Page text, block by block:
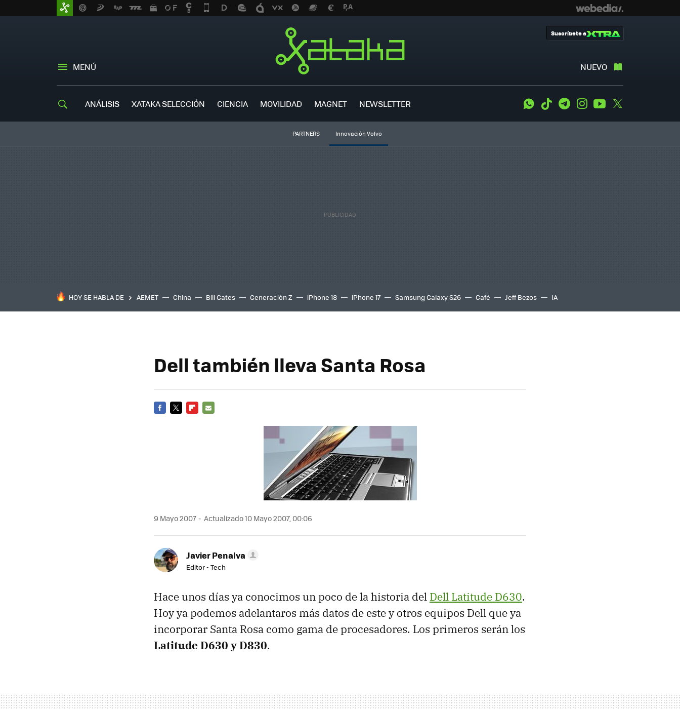
MENÚ NUEVO
Suscríbete a
ANÁLISIS XATAKA SELECCIÓN CIENCIA MOVILIDAD MAGNET NEWSLETTER WhatsApp
Tiktok TelegramInstagramYoutube
PARTNERS Innovación Volvo
HOY SE HABLA DE AEMET China Bill Gates Generación Z iPhone 18 iPhone 17 Samsung Galaxy S26 Café Jeff Bezos IA
Dell también lleva Santa Rosa
9 Mayo 2007 Actualizado 10 Mayo 2007, 00:06
Javier Penalva
Editor - Tech
Hace unos días ya conocimos un poco de la historia del Dell Latitude D630.
Hoy ya podemos adelantaros más datos de este y otros equipos Dell que ya
incorporar Santa Rosa como gama de procesadores. Los primeros serán los
Latitude D630 y D830.